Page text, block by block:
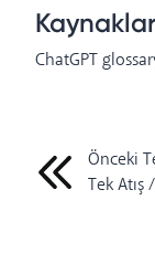
Kaynaklar
ChatGPT
Önceki
Tek